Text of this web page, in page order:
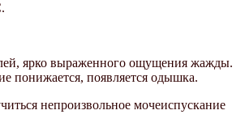
ярко выраженного ощущения жажды.
понижается, появляется одышка.
непроизвольное мочеиспускание